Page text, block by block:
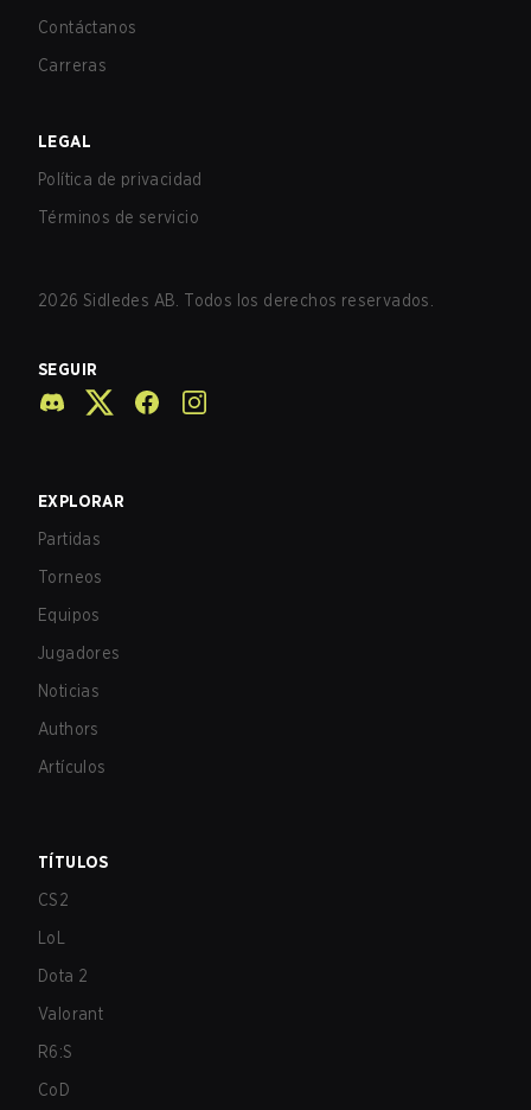
Contáctanos
Carreras
LEGAL
Política de privacidad
Términos de servicio
2026 Sidledes AB. Todos los derechos reservados.
SEGUIR
EXPLORAR
Partidas
Torneos
Equipos
Jugadores
Noticias
Authors
Artículos
TÍTULOS
CS2
LoL
Dota 2
Valorant
R6:S
CoD